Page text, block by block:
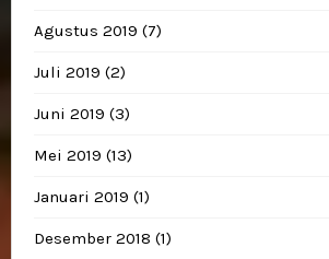
Agustus 2019 (7)
Juli 2019 (2)
Juni 2019 (3)
Mei 2019 (13)
Januari 2019 (1)
Desember 2018 (1)